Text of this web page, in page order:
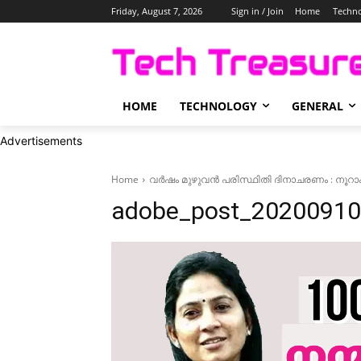
Friday, August 7, 2026 Sign in / Join Home
HOME TECHNOLOGY GENERAL
Advertisements
Home വർഷം മുഴുവൻ പരിസ്ഥിതി ദിനാചരണം :